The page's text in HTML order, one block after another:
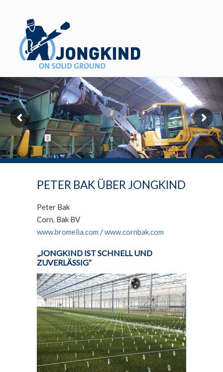
PETER BAK ÜBER JONGKIND
Peter Bak
Corn. Bak BV
www.bromelia.com /www.cornbak.com
„JONGKIND IST SCHNELL UND
ZUVERLÄSSIG“